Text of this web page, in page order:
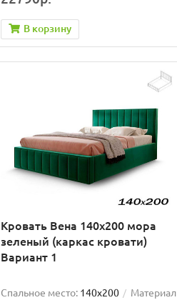
В корзину
Кровать Вена 140х200 мора
зеленый (каркас кровати)
Вариант 1
Спальное место: 140x200
Материал